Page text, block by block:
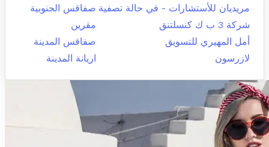
مريديان للأستشارات - في حالة تصفية صفاقس الجنوبية
شركة 3 ب ك كنسلتنق
مقرين
أمل المهيري للتسويق
صفاقس المدينة
لازرسون
اريانة المدينة